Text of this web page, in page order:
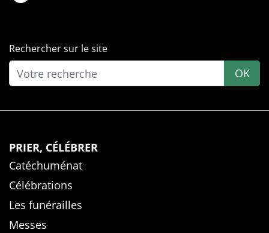
Rechercher sur le site
OK
PRIER, CÉLÉBRER
Catéchuménat
Célébrations
Les funérailles
Messes